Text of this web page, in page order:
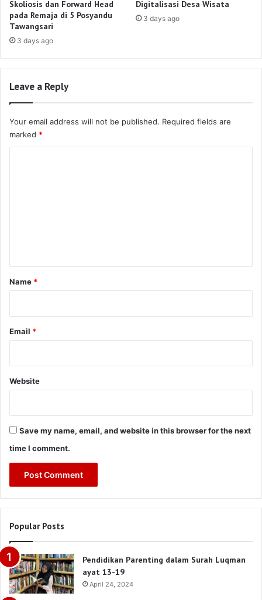
Skoliosis dan Forward Head
pada Remaja di 5 Posyandu
Tawangsari
3 days ago
Digitalisasi Desa Wisata
3 days ago
Leave a Reply
Your email address will not be published. Required fields are
marked *
*
Name *
Email *
Website
Save my name, email, and website in this browser for the next
time I comment.
Popular Posts
Pendidikan Parenting dalam Surah Luqman
ayat 13-19
April 24, 2024